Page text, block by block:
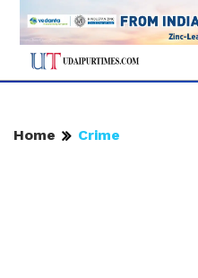
Home Crime